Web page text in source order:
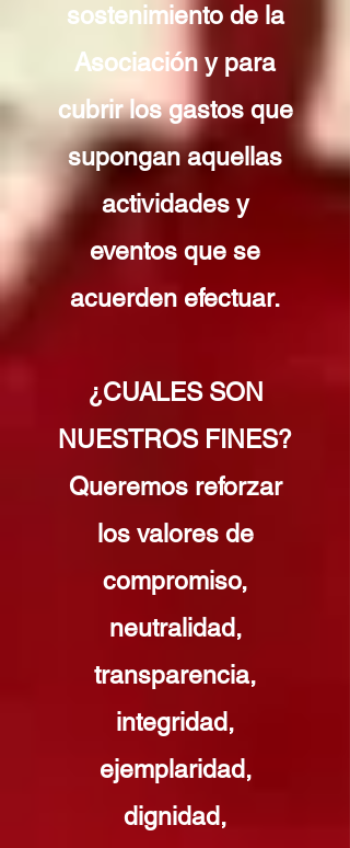
sostenimiento de la
Asociación y para
cubrir los gastos que
supongan aquellas
actividades y
eventos que se
acuerden efectuar.
¿CUALES SON
NUESTROS FINES?
Queremos reforzar
los valores de
compromiso,
neutralidad,
transparencia,
integridad,
ejemplaridad,
dignidad,